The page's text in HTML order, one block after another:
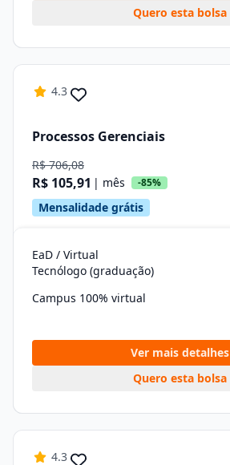
Quero esta bolsa
4.3
Processos Gerenciais
R$ 706,08
R$ 105,91 | mês -85%
Mensalidade grátis
EaD / Virtual
Tecnólogo (graduação)
Campus 100% virtual
Ver mais detalhes
Quero esta bolsa
4.3